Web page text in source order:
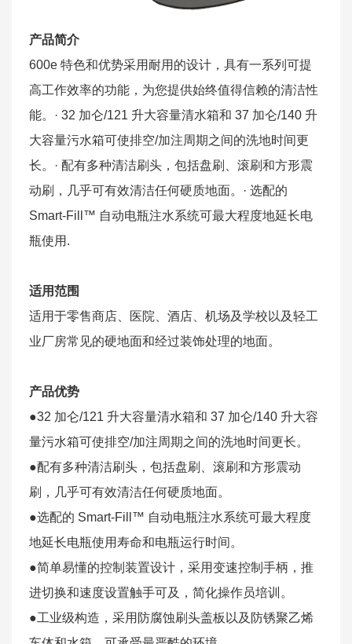
产品简介
600e 特色和优势采用耐用的设计，具有一系列可提
高工作效率的功能，为您提供始终值得信赖的清洁性
能。· 32 加仑/121 升大容量清水箱和 37 加仑/140 升
大容量污水箱可使排空/加注周期之间的洗地时间更
长。· 配有多种清洁刷头，包括盘刷、滚刷和方形震
动刷，几乎可有效清洁任何硬质地面。· 选配的
Smart-Fill™ 自动电瓶注水系统可最大程度地延长电
瓶使用.
适用范围
适用于零售商店、医院、酒店、机场及学校以及轻工
业厂房常见的硬地面和经过装饰处理的地面。
产品优势
●32 加仑/121 升大容量清水箱和 37 加仑/140 升大容
量污水箱可使排空/加注周期之间的洗地时间更长。
●配有多种清洁刷头，包括盘刷、滚刷和方形震动
刷，几乎可有效清洁任何硬质地面。
●选配的 Smart-Fill™ 自动电瓶注水系统可最大程度
地延长电瓶使用寿命和电瓶运行时间。
●简单易懂的控制装置设计，采用变速控制手柄，推
进切换和速度设置触手可及，简化操作员培训。
●工业级构造，采用防腐蚀刷头盖板以及防锈聚乙烯